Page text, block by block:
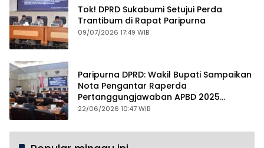
Tok! DPRD Sukabumi Setujui Perda
Trantibum di Rapat Paripurna
09/07/2026 17:49 WIB
Paripurna DPRD: Wakil Bupati Sampaikan
Nota Pengantar Raperda
Pertanggungjawaban APBD 2025
dengan Raihan WTP ke-12
22/06/2026 10:47 WIB